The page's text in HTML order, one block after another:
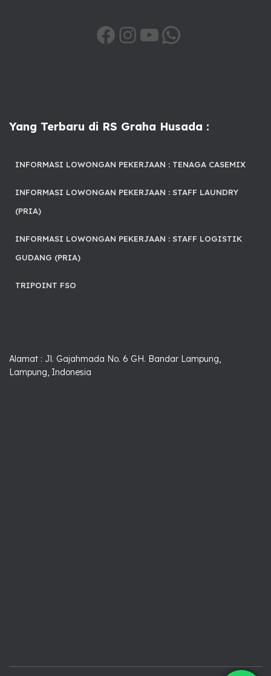
HTTPS://WWW.FACEBOOK.COM/SHARE/1A6QSXIHTV/ INSTAGRAM YOUTUBE
Yang Terbaru di RS Graha Husada :
INFORMASI LOWONGAN PEKERJAAN : TENAGA CASEMIX
INFORMASI LOWONGAN PEKERJAAN : STAFF LAUNDRY
(PRIA)
INFORMASI LOWONGAN PEKERJAAN : STAFF LOGISTIK
GUDANG (PRIA)
TRIPOINT FSO
Alamat : Jl. Gajahmada No. 6 GH. Bandar Lampung,
Lampung, Indonesia